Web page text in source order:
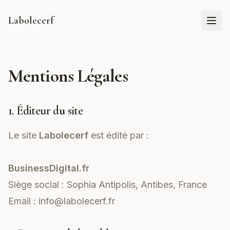
Labolecerf
Mentions Légales
1. Éditeur du site
Le site Labolecerf est édité par :
BusinessDigital.fr
Siège social : Sophia Antipolis, Antibes, France
Email : info@labolecerf.fr